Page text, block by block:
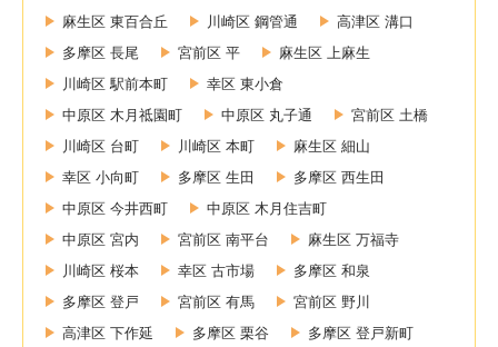
麻生区 東百合丘
川崎区 鋼管通
高津区 溝口
多摩区 長尾
宮前区 平
麻生区 上麻生
川崎区 駅前本町
幸区 東小倉
中原区 木月祗園町
中原区 丸子通
宮前区 土橋
川崎区 台町
川崎区 本町
麻生区 細山
幸区 小向町
多摩区 生田
多摩区 西生田
中原区 今井西町
中原区 木月住吉町
中原区 宮内
宮前区 南平台
麻生区 万福寺
川崎区 桜本
幸区 古市場
多摩区 和泉
多摩区 登戸
宮前区 有馬
宮前区 野川
高津区 下作延
多摩区 栗谷 多摩区 登戸新町